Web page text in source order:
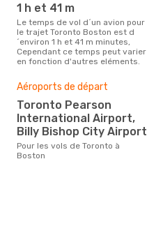
1 h et 41 m
Le temps de vol d´un avion pour
le trajet Toronto Boston est d
´environ 1 h et 41 m minutes,
Cependant ce temps peut varier
en fonction d'autres eléments.
Aéroports de départ
Toronto Pearson
International Airport,
Billy Bishop City Airport
Pour les vols de Toronto à
Boston